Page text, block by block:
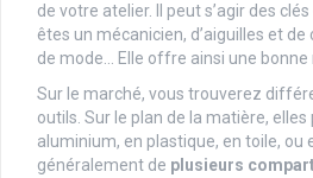
de votre atelier. Il peut s’agir des
êtes un mécanicien, d’aiguilles et
de mode… Elle offre ainsi une bonne
Sur le marché, vous trouverez
outils. Sur le plan de la matière,
aluminium, en plastique, en toile, ou
généralement de plusieurs